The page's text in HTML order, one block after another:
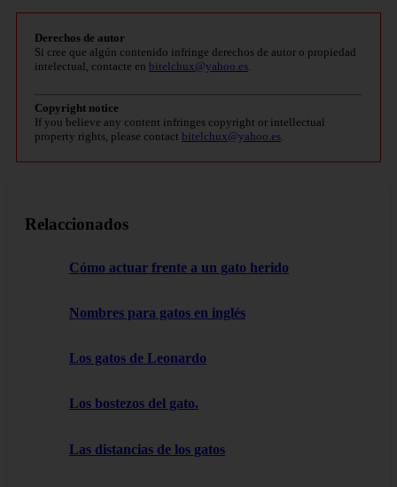
Derechos de autor
Si cree que algún contenido infringe derechos de autor o propiedad
intelectual, contacte en bitelchux@yahoo.es.
Copyright notice
If you believe any content infringes copyright or intellectual
property rights, please contact bitelchux@yahoo.es.
Relaccionados
Cómo actuar frente a un gato herido
Nombres para gatos en inglés
Los gatos de Leonardo
Los bostezos del gato.
Las distancias de los gatos